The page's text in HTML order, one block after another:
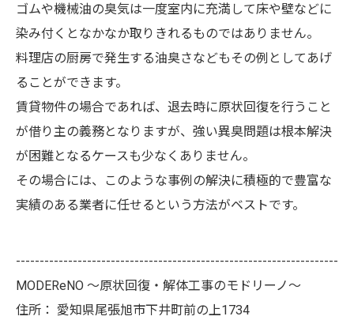
ゴムや機械油の臭気は一度室内に充満して床や壁などに
染み付くとなかなか取りきれるものではありません。
料理店の厨房で発生する油臭さなどもその例としてあげ
ることができます。
賃貸物件の場合であれば、退去時に原状回復を行うこと
が借り主の義務となりますが、強い異臭問題は根本解決
が困難となるケースも少なくありません。
その場合には、このような事例の解決に積極的で豊富な
実績のある業者に任せるという方法がベストです。
--------------------------------------------------------------------
MODEReNO ～原状回復・解体工事のモドリーノ～
住所： 愛知県尾張旭市下井町前の上1734